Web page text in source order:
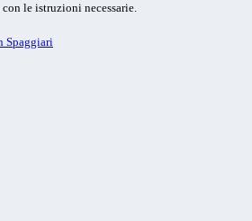
le istruzioni necessarie.
Spaggiari